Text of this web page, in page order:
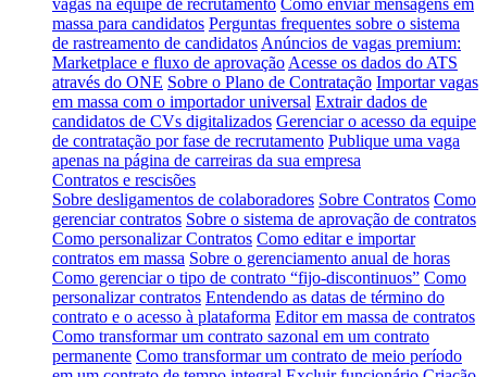
massa para candidatos Perguntas frequentes sobre o sistema
de rastreamento de candidatos Anúncios de vagas premium:
Marketplace e fluxo de aprovação Acesse os dados do ATS
através do ONE Sobre o Plano de Contratação Importar vagas
em massa com o importador universal Extrair dados de
candidatos de CVs digitalizados Gerenciar o acesso da equipe
de contratação por fase de recrutamento Publique uma vaga
apenas na página de carreiras da sua empresa
Contratos e rescisões
Sobre desligamentos de colaboradores Sobre Contratos Como
gerenciar contratos Sobre o sistema de aprovação de contratos
Como personalizar Contratos Como editar e importar
contratos em massa Sobre o gerenciamento anual de horas
Como gerenciar o tipo de contrato “fijo-discontinuos” Como
personalizar contratos Entendendo as datas de término do
contrato e o acesso à plataforma Editor em massa de contratos
Como transformar um contrato sazonal em um contrato
permanente Como transformar um contrato de meio período